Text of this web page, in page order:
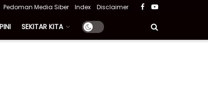
Pedoman Media Siber Index Disclaimer
SEKITAR KITA